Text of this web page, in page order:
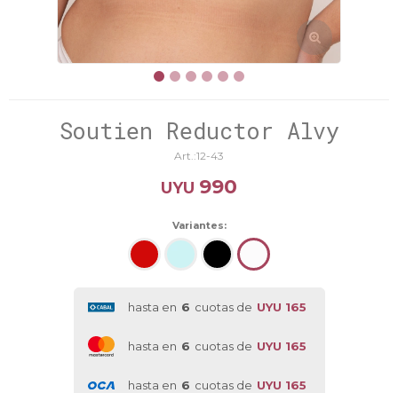
Soutien Reductor Alvy
12-43
UYU 990
Variantes:
hasta en 6 cuotas de UYU 165
hasta en 6 cuotas de UYU 165
hasta en 6 cuotas de UYU 165